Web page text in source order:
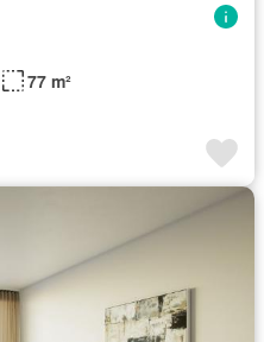
77 m²